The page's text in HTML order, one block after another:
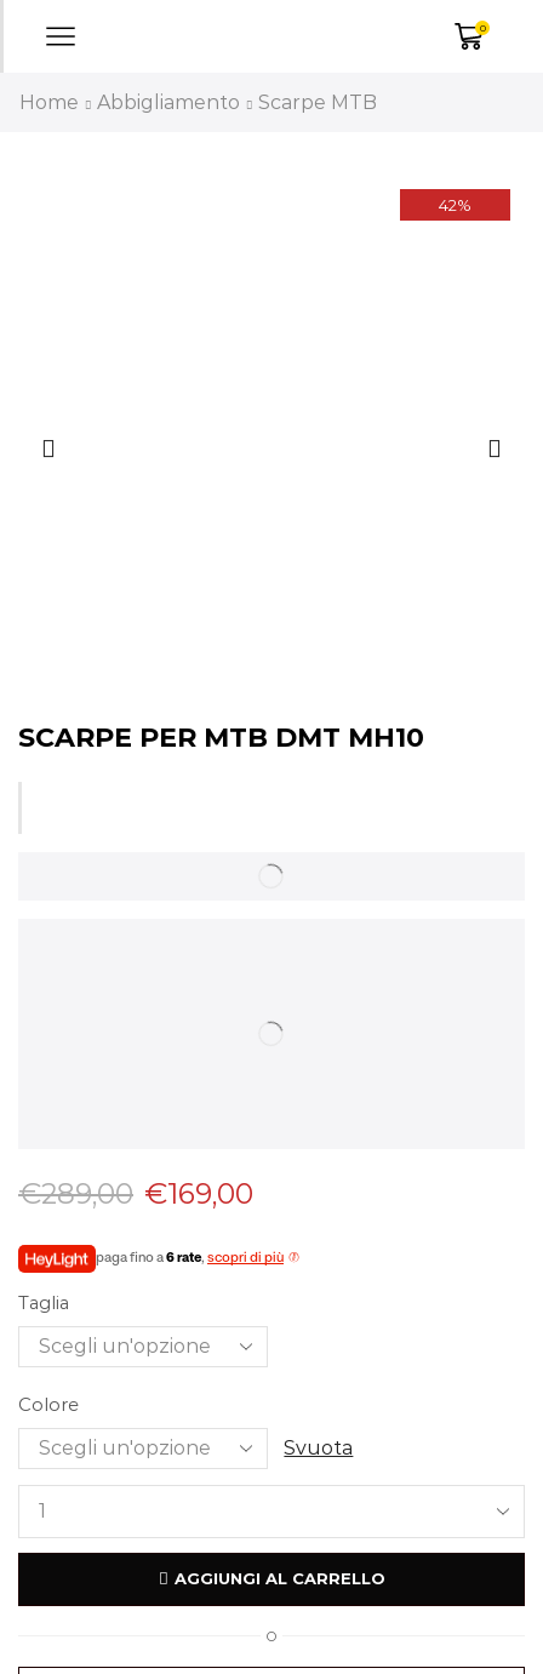
0
Home Abbigliamento Scarpe MTB
42%
SCARPE PER MTB DMT MH10
€289,00 €169,00
paga fino a6 rate, scopri di più
Taglia
Colore
Svuota
AGGIUNGI AL CARRELLO
O